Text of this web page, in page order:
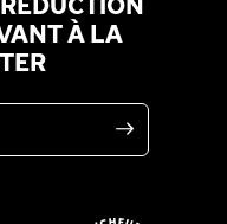
À LA